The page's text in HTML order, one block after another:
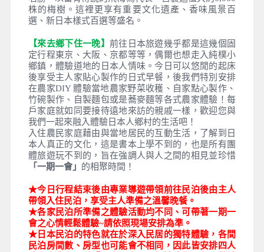
【太宰府旅人列車】外部裝飾為太宰府各觀光景點，
內部裝飾由6種開運圖案組成《學業有成、健康長
壽、辟邪、平安分娩、闔家安康、喜結良緣》，整部
列車仿佛是日本畫的世界，洋溢著濃郁日式風情。可
以一邊選擇希望祈願的車廂，一邊欣賞極具太宰府特
色的車廂。
【太宰府天滿宮】是祭祀被稱為日本學問之神的官原
中國的孔廟，是福岡著名的觀光名勝，每年有超過
700萬人到此參拜。菅原道真在學問方面有卓越的成
就，使得人們把他當作掌管學問的神明崇敬，不只有
許多人在此祈禱學業順利、金榜題名、工作錄取考試
及升遷考試順利，這裡也是日本傳統習俗，如初詣、
節分、七五三時等相當有人氣的神社。建築樣式華麗